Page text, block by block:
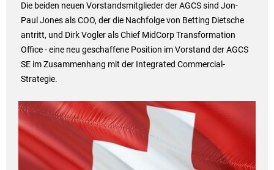
Die beiden neuen Vorstandsmitglieder der AGCS sind Jon-
Paul Jones als COO, der die Nachfolge von Betting Dietsche
antritt, und Dirk Vogler als Chief MidCorp Transformation
Office - eine neu geschaffene Position im Vorstand der AGCS
SE im Zusammenhang mit der Integrated Commercial-
Strategie.